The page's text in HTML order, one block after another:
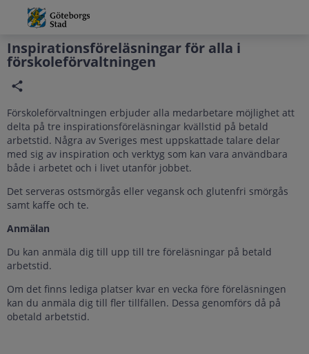
Grade
Portal
Inspirationsföreläsningar för alla i
förskoleförvaltningen
Förskoleförvaltningen erbjuder alla medarbetare möjlighet att
delta på tre inspirationsföreläsningar kvällstid på betald
arbetstid. Några av Sveriges mest uppskattade talare delar
med sig av inspiration och verktyg som kan vara användbara
både i arbetet och i livet utanför jobbet.
Det serveras ostsmörgås eller vegansk och glutenfri smörgås
samt kaffe och te.
Anmälan
Du kan anmäla dig till upp till tre föreläsningar på betald
arbetstid.
Om det finns lediga platser kvar en vecka före föreläsningen
kan du anmäla dig till fler tillfällen. Dessa genomförs då på
obetald arbetstid.